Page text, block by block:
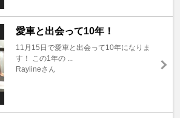
愛車と出会って10年！
11月15日で愛車と出会って10年になりま
す！ この1年の ...
Raylineさん